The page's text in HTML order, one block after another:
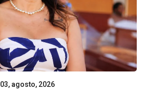
03, agosto, 2026